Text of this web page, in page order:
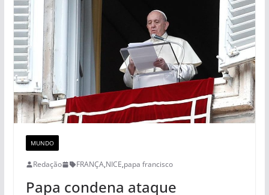
MUNDO
Redação FRANÇA,NICE,papa francisco
Papa condena ataque